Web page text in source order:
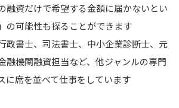
融資だけで希望する金額に届かないとい
の可能性も探ることができます
政書士、司法書士、中小企業診断士、元
融機関融資担当など、他ジャンルの専門
に席を並べて仕事をしています